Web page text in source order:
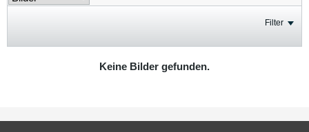
Filter
Keine Bilder gefunden.